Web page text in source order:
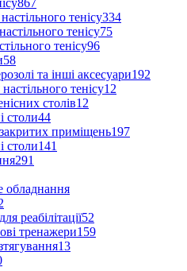
867
тенісу334
тенісу75
тенісу96
58
та інші аксесуари192
тенісу12
столів12
столи44
приміщень197
столи141
291
обладнання
реабілітації52
тренажери159
13